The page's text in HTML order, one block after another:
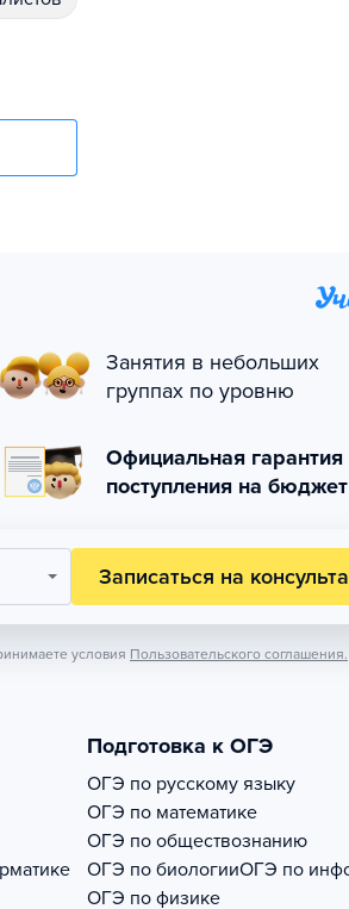
Занятия в небольших
группах по уровню
Официальная гарантия
поступления на бюджет
Записаться на
условия Пользовательского соглашения.
Подготовка к ОГЭ
ОГЭ по русскому языку
ОГЭ по математике
ОГЭ по обществознанию
ОГЭ по биологииОГЭ по
ОГЭ по физике